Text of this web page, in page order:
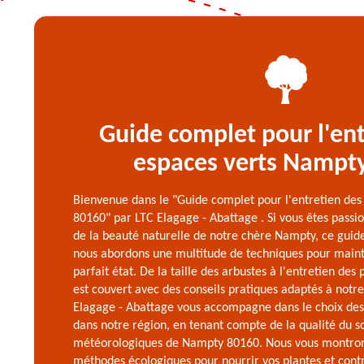
Guide complet pour
espaces verts
Bienvenue dans le "Guide complet pour l'entretien
80160" par LTC Elagage - Abattage . Si vous êtes
de la beauté naturelle de notre chère Nampty, ce
nous abordons une multitude de techniques pour
parfait état. De la taille des arbustes à l'entretien des
est couvert avec des conseils pratiques adaptés à
Elagage - Abattage vous accompagne dans le choix
dans notre région, en tenant compte de la qualité du
météorologiques de Nampty 80160. Nous vous